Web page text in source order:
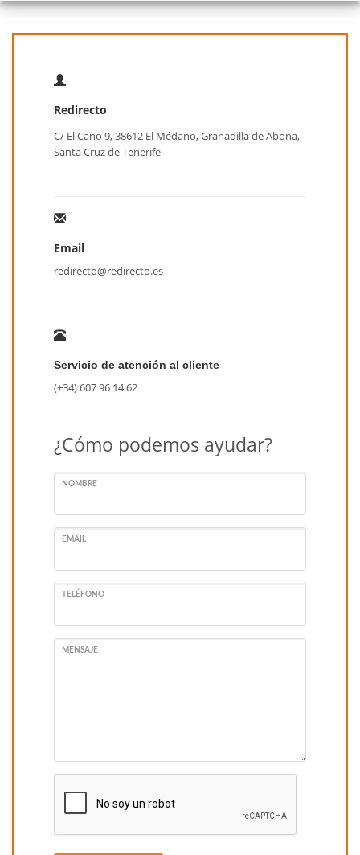
Redirecto
C/ El Cano 9, 38612 El Médano, Granadilla de Abona,
Santa Cruz de Tenerife
Email
redirecto@redirecto.es
Servicio de atención al cliente
(+34) 607 96 14 62
¿Cómo podemos ayudar?
NOMBRE
EMAIL
TELÉFONO
MENSAJE